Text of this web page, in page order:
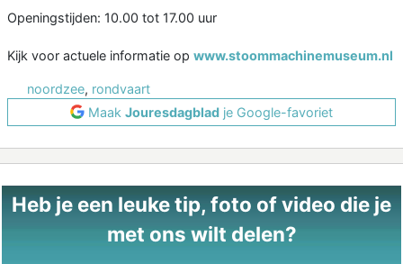
Openingstijden: 10.00 tot 17.00 uur
Kijk voor actuele informatie op www.stoommachinemuseum.nl
noordzee, rondvaart
Maak Jouresdagblad je Google-favoriet
Heb je een leuke tip, foto of video die je
met ons wilt delen?